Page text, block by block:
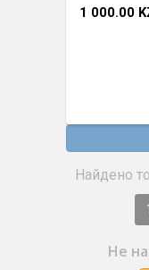
1 000.00
Найдено
Не